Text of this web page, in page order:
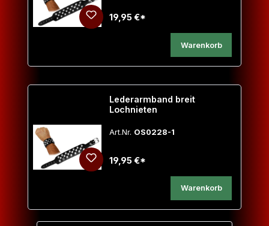
19,95 €*
Warenkorb
Lederarmband breit
Lochnieten
Art.Nr. OS0228-1
19,95 €*
Warenkorb